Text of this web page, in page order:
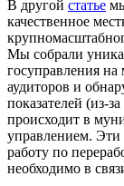
В другой статье
качественное
Мы собрали
госуправления
аудиторов и
показателей (из-
происходит в
управлением.
работу по
необходимо в